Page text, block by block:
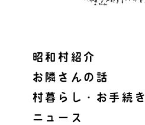
昭和村紹介
お隣さんの話
村暮らし・お手続き
ニュース